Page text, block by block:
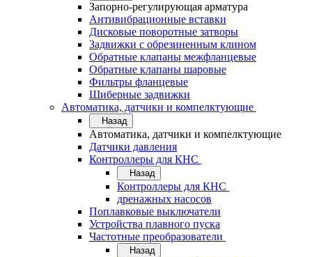
Запорно-регулирующая арматура
Антивибрационные вставки
Дисковые поворотные затворы
Задвижки с обрезиненным клином
Обратные клапаны межфланцевые
Обратные клапаны шаровые
Фильтры фланцевые
Шиберные задвижки
Автоматика, датчики и компелктующие
Назад
Автоматика, датчики и компелктующие
Датчики давления
Контроллеры для КНС
Назад
Контроллеры для КНС
дренажных насосов
Поплавковые выключатели
Устройства плавного пуска
Частотные преобразователи
Назад